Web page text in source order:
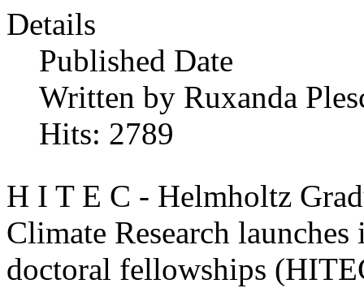
Details
Published Date
Written by Ruxanda
Hits: 2789
H I T E C - Helmholtz
Climate Research
doctoral fellowships